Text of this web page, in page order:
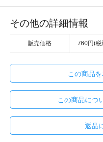
その他の詳細情報
販売価格 760円(税
この商品
この商品につ
返品